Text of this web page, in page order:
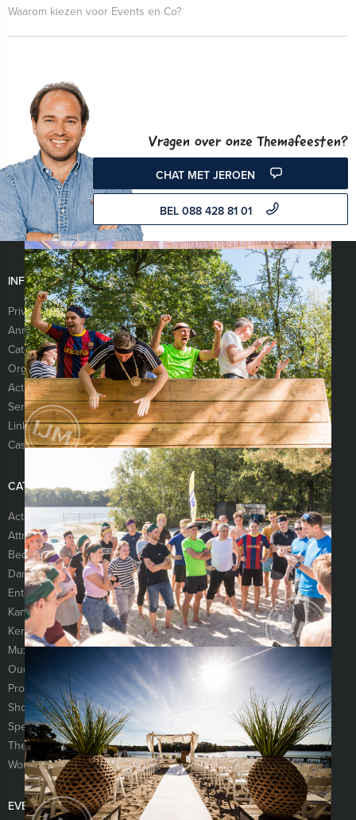
Waarom kiezen voor Events en Co?
Vragen over onze Themafeesten?
CHAT MET JEROEN
BEL 088 428 81 01
INFORMATIE
Privacy- en cookieverklaring
Algemene voorwaarden
Annuleringsverzekering
Vraag & antwoord
Categorieën
Cases
Organisatie
Referenties
Activiteiten
Vacatures
Services
Sitemap
Links
Presentaties
Cases
CATEGORIEËN
Acts
Arcade Games
Attributen
Bands
Bedrijfsfeest
Catering
Dansacts
DJ’s
Entertainers
Entertainment
Kansspelen
Karaoke
Kermisattracties
Muziek
Muzikanten
Ontvangst
Oud Hollandse spellen
Personeelsfeest
Proeverijen
Shows
Spelcomputers
Themafeesten
Typetjes
Workshops
Zangers en zangeressen
EVENTS EN CO